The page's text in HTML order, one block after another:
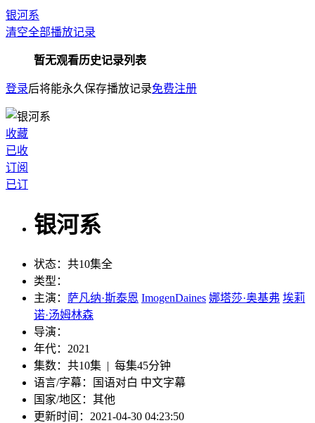
银河系
清空全部播放记录
暂无观看历史记录列表
登录后将能永久保存播放记录免费注册
收藏
已收
订阅
已订
银河系
状态： 共10集全
类型：
主演： 萨凡纳·斯泰恩 ImogenDaines 娜塔莎·奥基弗 埃莉
诺·汤姆林森
导演：
年代： 2021
集数： 共10集 | 每集45分钟
语言/字幕：
国语对白 中文字幕
国家/地区： 其他
更新时间： 2021-04-30 04:23:50